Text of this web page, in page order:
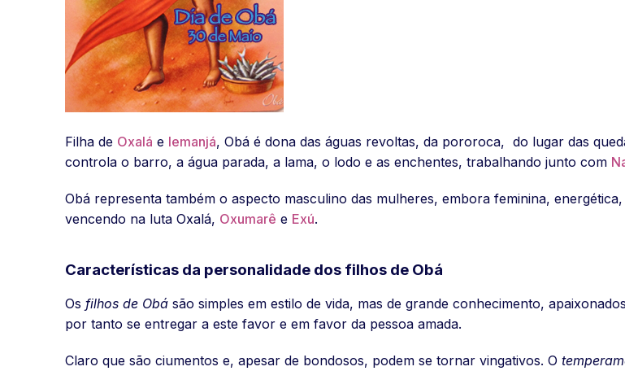
Filha de Oxalá e Iemanjá, Obá é dona das águas revoltas, da pororoca, do lugar das
controla o barro, a água parada, a lama, o lodo e as enchentes, trabalhando junto com
Obá representa também o aspecto masculino das mulheres, embora feminina,
vencendo na luta Oxalá, Oxumarê e Exú.
Características da personalidade dos filhos de Obá
Os filhos de Obá são simples em estilo de vida, mas de grande conhecimento,
por tanto se entregar a este favor e em favor da pessoa amada.
Claro que são ciumentos e, apesar de bondosos, podem se tornar vingativos. O